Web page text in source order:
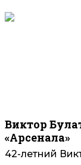
Виктор
«Арсенала»
42-летний